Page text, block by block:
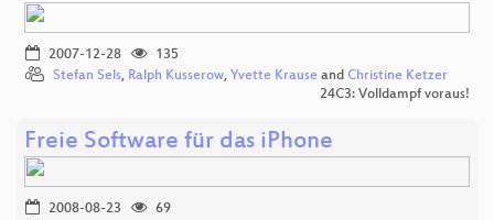
2007-12-28
135
Stefan Sels, Ralph Kusserow, Yvette Krause and Christine Ketzer
24C3: Volldampf voraus!
Freie Software für das iPhone
2008-08-23
69